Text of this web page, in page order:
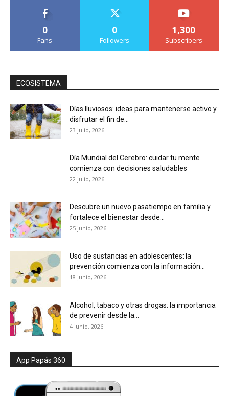
0
Fans
0
Followers
1,300
Subscribers
ECOSISTEMA
Días lluviosos: ideas para mantenerse activo y
disfrutar el fin de...
23 julio, 2026
Día Mundial del Cerebro: cuidar tu mente
comienza con decisiones saludables
22 julio, 2026
Descubre un nuevo pasatiempo en familia y
fortalece el bienestar desde...
25 junio, 2026
Uso de sustancias en adolescentes: la
prevención comienza con la información...
18 junio, 2026
Alcohol, tabaco y otras drogas: la importancia
de prevenir desde la...
4 junio, 2026
App Papás 360